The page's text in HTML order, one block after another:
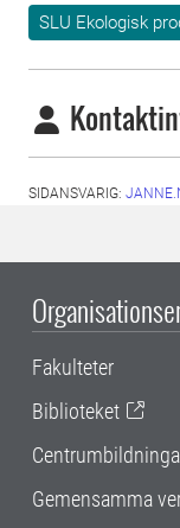
SLU Ekologisk
SIDANSVARIG:
Fakulteter
Biblioteket
Gemensamma